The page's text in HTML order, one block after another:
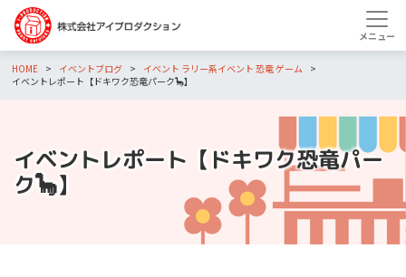
HOME イベントブログ イベント ラリー系イベント 恐竜ゲーム
イベントレポート【ドキワク恐竜パーク🦕】
イベントレポート【ドキワク恐竜パー
ク🦕】